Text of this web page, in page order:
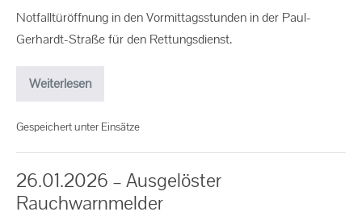
Notfalltüröffnung in den Vormittagsstunden in der Paul-
Gerhardt-Straße für den Rettungsdienst.
Weiterlesen
Gespeichert unter Einsätze
26.01.2026 – Ausgelöster
Rauchwarnmelder